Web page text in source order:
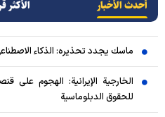
أحدث الأخبار الأکثر
ماسك يجدد تحذيره: الذكاء
الخارجية الإيرانية: الهجوم على
للحقوق الدبلوماسية